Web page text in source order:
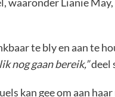
te bly en aan te
nog gaan bereik,”deel
kan gee om aan